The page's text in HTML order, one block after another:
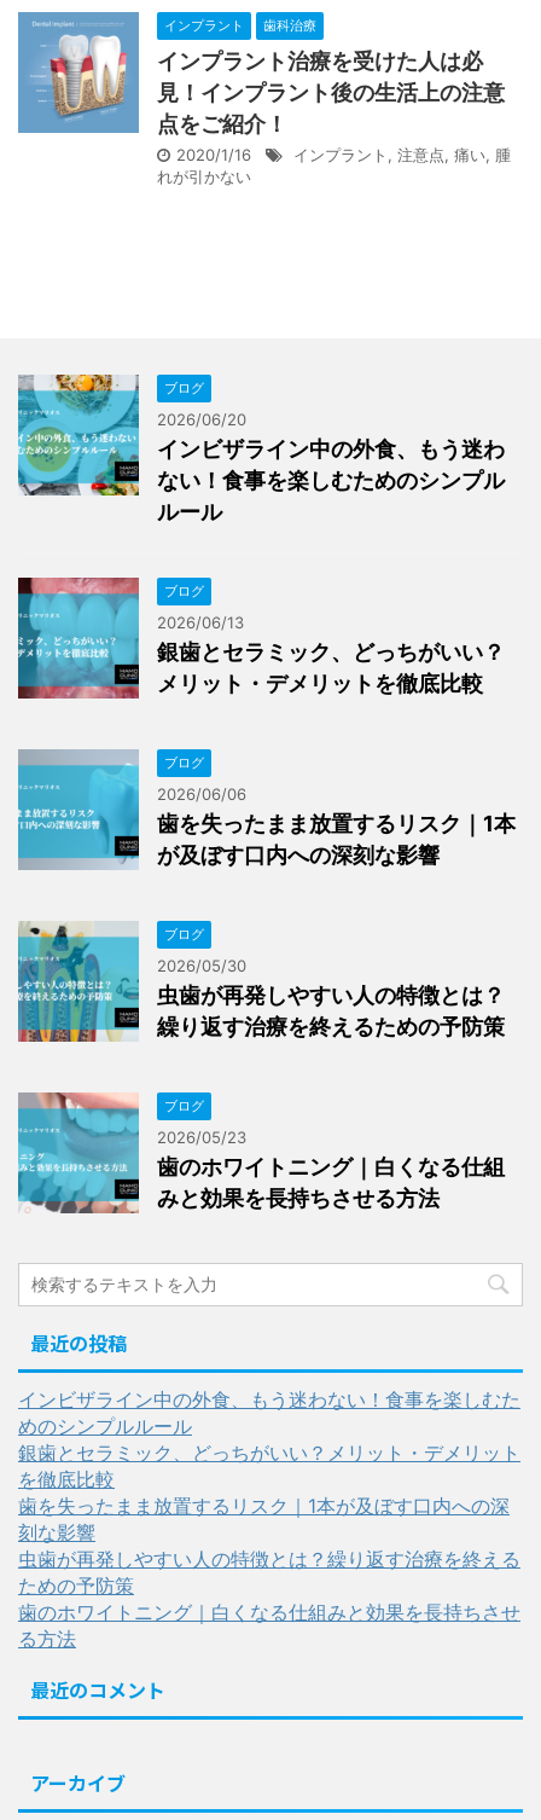
インプラント 歯科治療
インプラント治療を受けた人は必
見！インプラント後の生活上の注意
点をご紹介！
2020/1/16 インプラント , 注意点, 痛い, 腫
れが引かない
ブログ
2026/06/20
インビザライン中の外食、もう迷わ
ない！食事を楽しむためのシンプル
ルール
ブログ
2026/06/13
銀歯とセラミック、どっちがいい？
メリット・デメリットを徹底比較
ブログ
2026/06/06
歯を失ったまま放置するリスク｜1本
が及ぼす口内への深刻な影響
ブログ
2026/05/30
虫歯が再発しやすい人の特徴とは？
繰り返す治療を終えるための予防策
ブログ
2026/05/23
歯のホワイトニング｜白くなる仕組
みと効果を長持ちさせる方法
最近の投稿
インビザライン中の外食、もう迷わない！食事を楽しむた
めのシンプルルール
銀歯とセラミック、どっちがいい？メリット・デメリット
を徹底比較
歯を失ったまま放置するリスク｜1本が及ぼす口内への深
刻な影響
虫歯が再発しやすい人の特徴とは？繰り返す治療を終える
ための予防策
歯のホワイトニング｜白くなる仕組みと効果を長持ちさせ
る方法
最近のコメント
アーカイブ